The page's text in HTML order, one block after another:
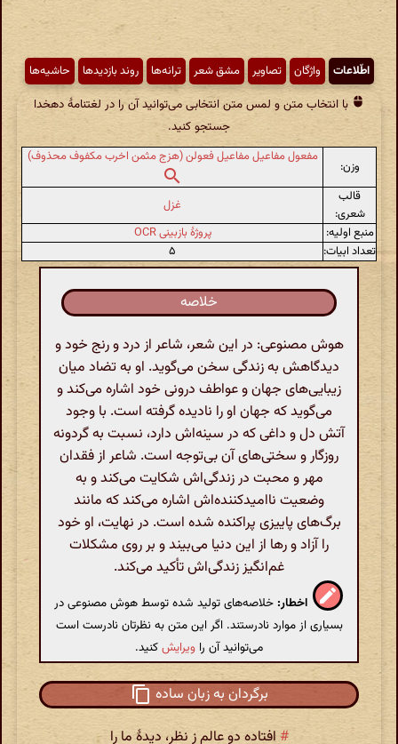
اطّلاعات واژگان تصاویر مشق شعر ترانه‌ها روند بازدیدها حاشیه‌ها
با انتخاب متن و لمس متن انتخابی می‌توانید آن را در لغتنامهٔ دهخدا
جستجو کنید.
وزن:
مفعول مفاعیل مفاعیل فعولن (هزج مثمن اخرب مکفوف محذوف)
قالب
شعری:
غزل
منبع اولیه:
پروژهٔ بازبینی OCR
تعداد ابیات:
۵
خلاصه
هوش مصنوعی: در این شعر، شاعر از درد و رنج خود و
دیدگاهش به زندگی سخن می‌گوید. او به تضاد میان
زیبایی‌های جهان و عواطف درونی خود اشاره می‌کند و
می‌گوید که جهان او را نادیده گرفته است. با وجود
آتش دل و داغی که در سینه‌اش دارد، نسبت به گردونه
روزگار و سختی‌های آن بی‌توجه است. شاعر از فقدان
مهر و محبت در زندگی‌اش شکایت می‌کند و به
وضعیت ناامیدکننده‌اش اشاره می‌کند که مانند
برگ‌های پاییزی پراکنده شده است. در نهایت، او خود
را آزاد و رها از این دنیا می‌بیند و بر روی مشکلات
غم‌انگیز زندگی‌اش تأکید می‌کند.
اخطار: خلاصه‌های تولید شده توسط هوش مصنوعی در
بسیاری از موارد نادرستند. اگر این متن به نظرتان نادرست است
می‌توانید آن را ویرایشکنید.
برگردان به زبان ساده
# افتاده دو عالم ز نظر، دیدهٔ ما را